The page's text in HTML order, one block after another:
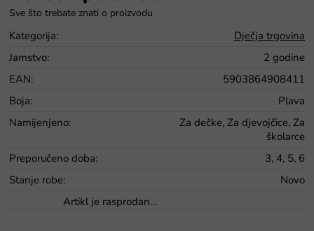
Kategorija:
Dječja trgovina
Jamstvo:
2 godine
EAN:
5903864908411
Boja:
Plava
Namijenjeno:
Za dečke, Za djevojčice, Za
školarce
Preporučeno doba:
3, 4, 5, 6
Stanje robe:
Novo
Artikl je rasprodan…